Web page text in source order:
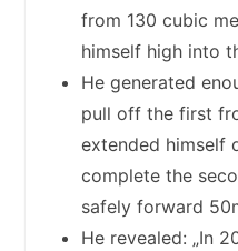
from 130 cubic
himself high into
He generated
pull off the first
extended himself
complete the
safely forward
He revealed: „In